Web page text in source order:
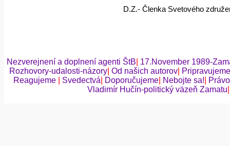
D.Z.- Členka Svetového
Nezverejnení a doplnení agenti ŠtB 17.November 1989-
Rozhovory-udalosti-názory| Od našich autorov| Pripravujeme
Reagujeme
Svedectvá Doporučujeme Nebojte sa!
Vladimír Hučín-politický väzeň Zamatu